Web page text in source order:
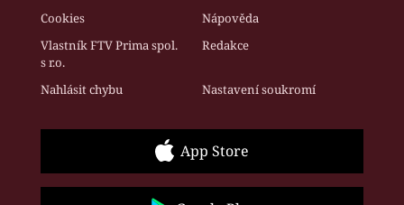
Cookies
Nápověda
Vlastník FTV Prima spol.
s r.o.
Redakce
Nahlásit chybu Nastavení soukromí
App Store